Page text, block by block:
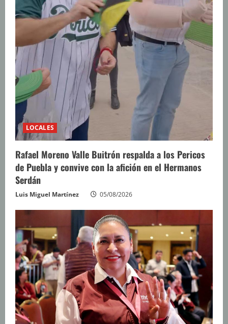
LOCALES
Rafael Moreno Valle Buitrón respalda a los Pericos
de Puebla y convive con la afición en el Hermanos
Serdán
Luis Miguel Martínez 05/08/2026